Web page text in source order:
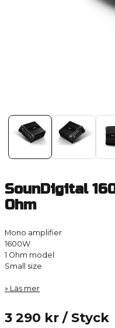
SounDigital
Ohm
Mono amplifier
1600W
1 Ohm model
Small size
Läs mer
3 290 kr / Styck